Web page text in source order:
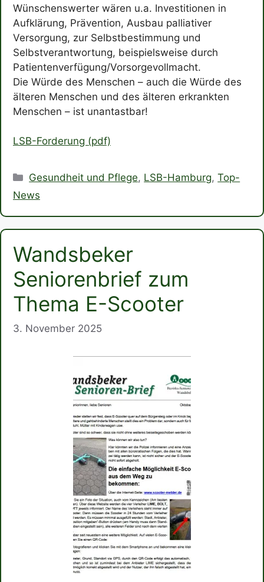
Wünschenswerter wären u.a. Investitionen in
Aufklärung, Prävention, Ausbau palliativer
Versorgung, zur Selbstbestimmung und
Selbstverantwortung, beispielsweise durch
Patientenverfügung/Vorsorgevollmacht.
Die Würde des Menschen – auch die Würde des
älteren Menschen und des älteren erkrankten
Menschen – ist unantastbar!
LSB-Forderung (pdf)
Kategorien
Gesundheit und Pflege, LSB-Hamburg,Top-
News
Wandsbeker
Seniorenbrief zum
Thema E-Scooter
3. November 2025